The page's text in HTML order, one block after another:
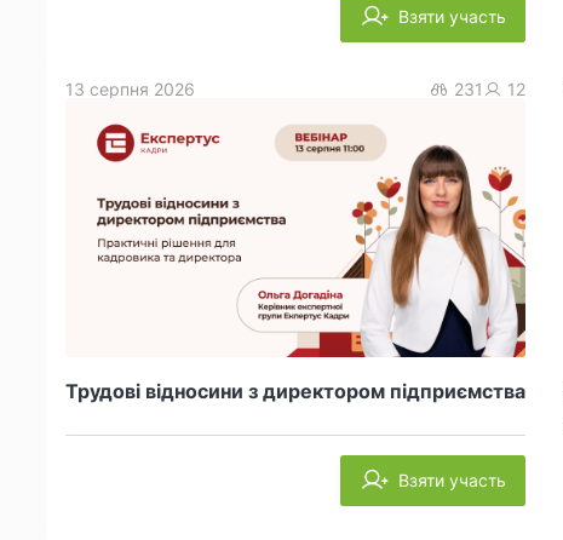
Взяти участь
Трудові відносини з директором підприємства
13 серпня 2026 231 12
Взяти участь